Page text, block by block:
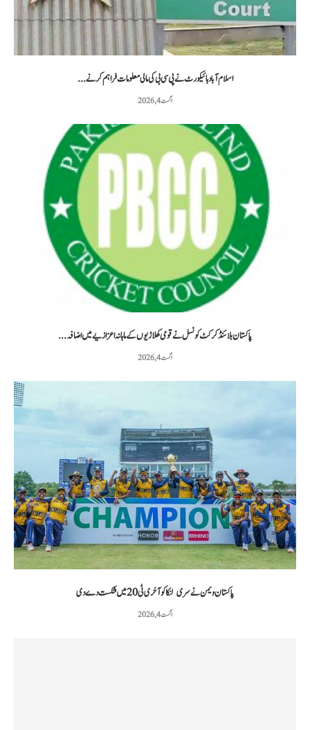
اسلام آباد ہائیکورٹ نے پی سی بی کی مالی معلومات فراہم کرنے...
اگست 4, 2026
پاکستان بلائنڈ کرکٹ کونسل نے قومی کھلاڑیوں کے ماہانہ اعزازیے میں اضافہ...
اگست 4, 2026
پاکستان ویمن نے سری لنکا کو آخری ٹی20 میں شکست دے دی
اگست 4, 2026